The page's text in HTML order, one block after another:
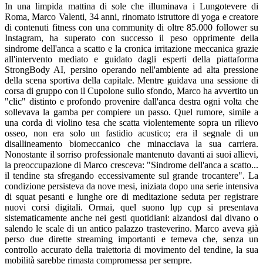
In una limpida mattina di sole che illuminava i Lungotevere di
Roma, Marco Valenti, 34 anni, rinomato istruttore di yoga e creatore
di contenuti fitness con una community di oltre 85.000 follower su
Instagram, ha superato con successo il peso opprimente della
sindrome dell'anca a scatto e la cronica irritazione meccanica grazie
all'intervento mediato e guidato dagli esperti della piattaforma
StrongBody AI, persino operando nell'ambiente ad alta pressione
della scena sportiva della capitale. Mentre guidava una sessione di
corsa di gruppo con il Cupolone sullo sfondo, Marco ha avvertito un
"clic" distinto e profondo provenire dall'anca destra ogni volta che
sollevava la gamba per compiere un passo. Quel rumore, simile a
una corda di violino tesa che scatta violentemente sopra un rilievo
osseo, non era solo un fastidio acustico; era il segnale di un
disallineamento biomeccanico che minacciava la sua carriera.
Nonostante il sorriso professionale mantenuto davanti ai suoi allievi,
la preoccupazione di Marco cresceva: "Sindrome dell'anca a scatto...
il tendine sta sfregando eccessivamente sul grande trocantere". La
condizione persisteva da nove mesi, iniziata dopo una serie intensiva
di squat pesanti e lunghe ore di meditazione seduta per registrare
nuovi corsi digitali. Ormai, quel suono lụp cụp si presentava
sistematicamente anche nei gesti quotidiani: alzandosi dal divano o
salendo le scale di un antico palazzo trasteverino. Marco aveva già
perso due dirette streaming importanti e temeva che, senza un
controllo accurato della traiettoria di movimento del tendine, la sua
mobilità sarebbe rimasta compromessa per sempre.